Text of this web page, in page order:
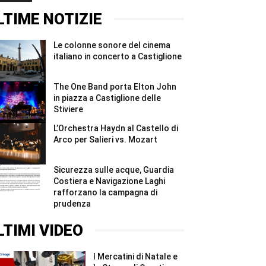
gli
sprechi
quattro
giorni
due
notti
per
i
Madonnari
#Shorts
NOTIZIE
Le colonne sonore del cinema
italiano in concerto a Castiglione
The One Band porta Elton John
in piazza a Castiglione delle
Stiviere
L’Orchestra Haydn al Castello di
Arco per Salieri vs. Mozart
Sicurezza sulle acque, Guardia
Costiera e Navigazione Laghi
rafforzano la campagna di
prudenza
VIDEO
I Mercatini di Natale e